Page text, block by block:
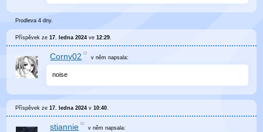
Prodleva 4 dny.
Příspěvek ze17. ledna 2024 ve12:29
Corny02 v němnapsala:
noise
Příspěvek ze17. ledna 2024 v10:40.
stiannie v němnapsala: